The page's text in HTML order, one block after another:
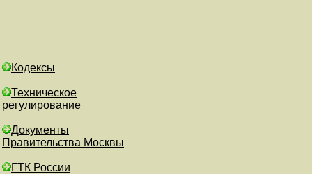
Кодексы
Техническое
регулирование
Документы
Правительства Москвы
ГТК России